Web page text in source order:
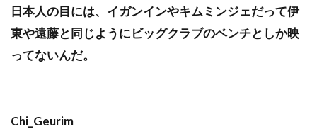
日本人の目には、イガンインやキムミンジェだって伊
東や遠藤と同じようにビッグクラブのベンチとしか映
ってないんだ。
Chi_Geurim